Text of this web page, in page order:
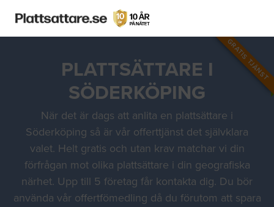
GRATIS TJÄNST
PLATTSÄTTARE I
SÖDERKÖPING
När det är dags att anlita en plattsättare i
Söderköping så är vår offerttjänst det självklara
valet. Helt gratis och utan krav matchar vi din
förfrågan mot olika plattsättare i din geografiska
närhet. Upp till 5 företag får kontakta dig. Du bör
använda vår offertfömedling då du förutom att spara